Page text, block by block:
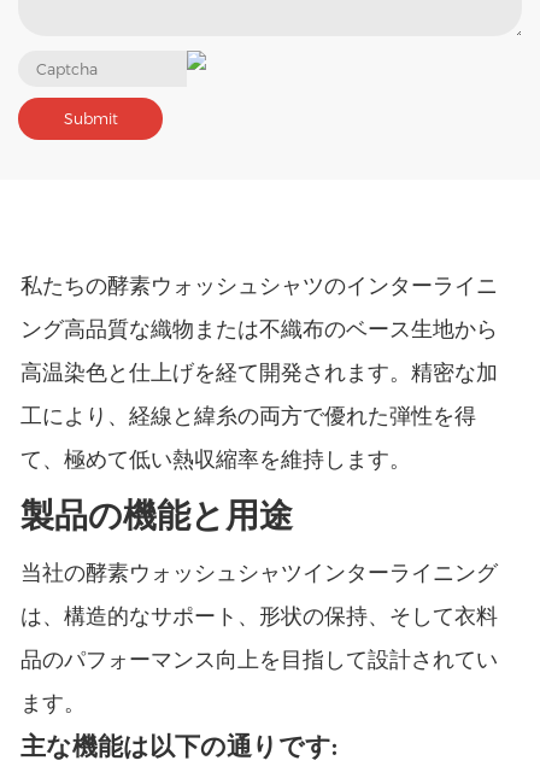
私たちの酵素ウォッシュシャツのインターライニ
ング高品質な織物または不織布のベース生地から
高温染色と仕上げを経て開発されます。精密な加
工により、経線と緯糸の両方で優れた弾性を得
て、極めて低い熱収縮率を維持します。
製品の機能と用途
当社の酵素ウォッシュシャツインターライニング
は、構造的なサポート、形状の保持、そして衣料
品のパフォーマンス向上を目指して設計されてい
ます。
主な機能は以下の通りです: